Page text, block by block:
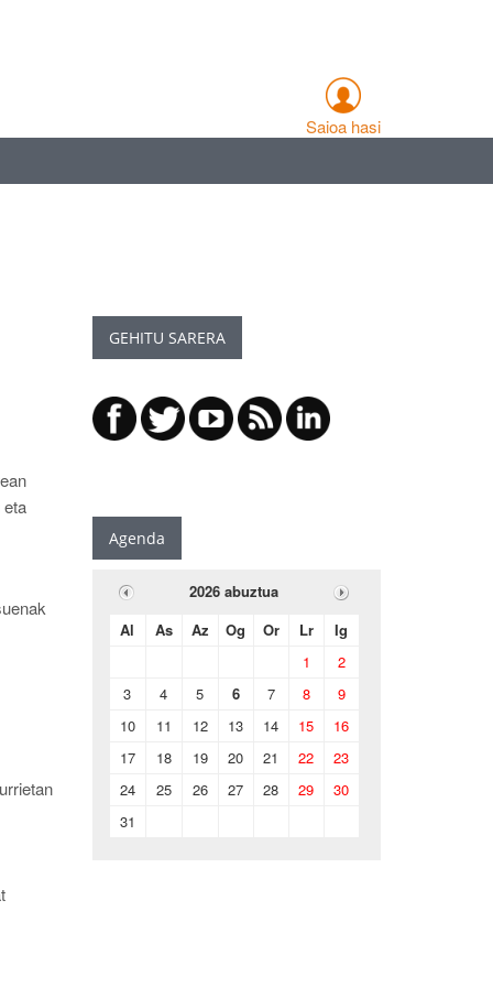
Saioa hasi
eta
GEHITU SARERA
Agenda
2026 abuztua
Al
As Az Og Or Lr
Ig
1
2
3
4 5 6 7 8
9
10
11 12 13 14 15
16
17
18 19 20 21 22
23
24
25 26 27 28 29
30
31